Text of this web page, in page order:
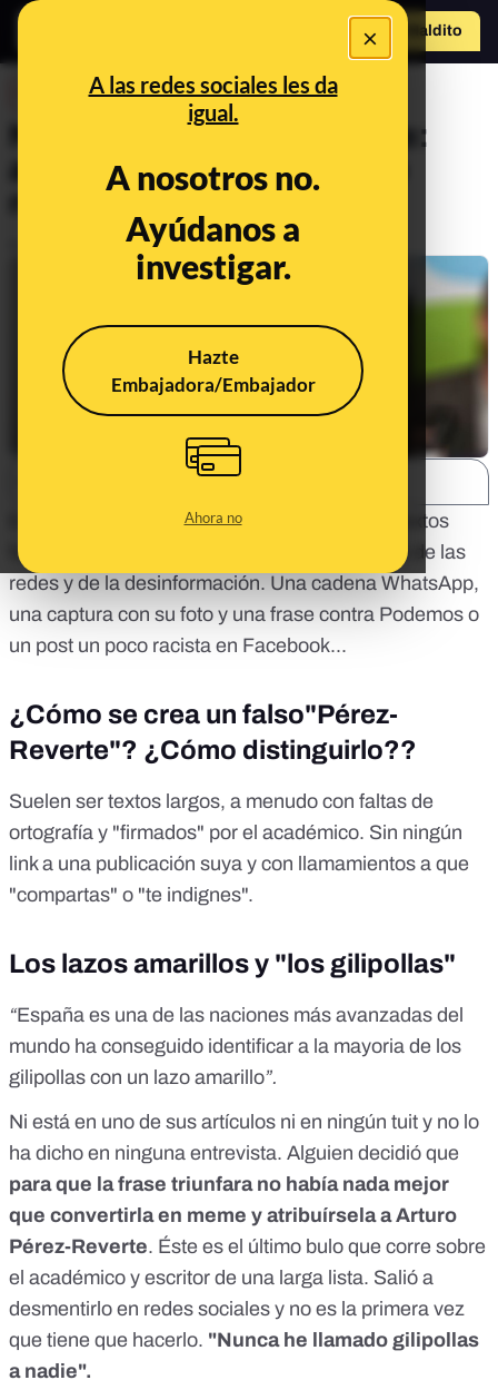
×
A las redes sociales les da
igual.
A nosotros no.
Ayúdanos a
investigar.
Hazte
Embajadora/Embajador
Ahora no
Hazte Maldito
No, no es de Pérez-Reverte:
artículos, frases y tuits que
nunca escribió
Sep 10, 2018, 8:03:09 AM
Es fácil que te hayas topado con alguno: los textos
falsos de Arturo Pérez-Reverte son un clásico de las
redes y de la desinformación. Una cadena WhatsApp,
una captura con su foto y una frase contra Podemos o
un post un poco racista en Facebook...
¿Cómo se crea un falso"Pérez-
Reverte"? ¿Cómo distinguirlo??
Suelen ser textos largos, a menudo con faltas de
ortografía y "firmados" por el académico. Sin ningún
link a una publicación suya y con llamamientos a que
"compartas" o "te indignes".
Los lazos amarillos y "los gilipollas"
“España es una de las naciones más avanzadas del
mundo ha conseguido identificar a la mayoria de los
gilipollas con un lazo amarillo”.
Ni está en uno de sus artículos ni en ningún tuit y no lo
ha dicho en ninguna entrevista. Alguien decidió que
para que la frase triunfara no había nada mejor
que convertirla en meme y atribuírsela a Arturo
Pérez-Reverte. Éste es el último bulo que corre sobre
el académico y escritor de una larga lista. Salió a
desmentirlo en redes sociales y no es la primera vez
que tiene que hacerlo. "Nunca he llamado gilipollas
a nadie".